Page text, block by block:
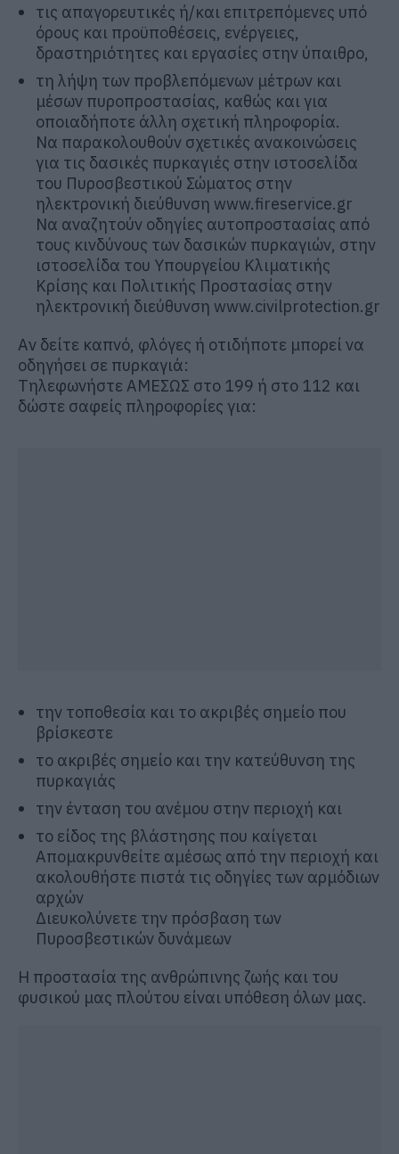
τις απαγορευτικές ή/και επιτρεπόμενες υπό
όρους και προϋποθέσεις, ενέργειες,
δραστηριότητες και εργασίες στην ύπαιθρο,
τη λήψη των προβλεπόμενων μέτρων και
μέσων πυροπροστασίας, καθώς και για
οποιαδήποτε άλλη σχετική πληροφορία.
Να παρακολουθούν σχετικές ανακοινώσεις
για τις δασικές πυρκαγιές στην ιστοσελίδα
του Πυροσβεστικού Σώματος στην
ηλεκτρονική διεύθυνση www.fireservice.gr
Να αναζητούν οδηγίες αυτοπροστασίας από
τους κινδύνους των δασικών πυρκαγιών, στην
ιστοσελίδα του Υπουργείου Κλιματικής
Κρίσης και Πολιτικής Προστασίας στην
ηλεκτρονική διεύθυνση www.civilprotection.gr
Αν δείτε καπνό, φλόγες ή οτιδήποτε μπορεί να
οδηγήσει σε πυρκαγιά:
Τηλεφωνήστε ΑΜΕΣΩΣ στο 199 ή στο 112 και
δώστε σαφείς πληροφορίες για:
την τοποθεσία και το ακριβές σημείο που
βρίσκεστε
το ακριβές σημείο και την κατεύθυνση της
πυρκαγιάς
την ένταση του ανέμου στην περιοχή και
το είδος της βλάστησης που καίγεται
Απομακρυνθείτε αμέσως από την περιοχή και
ακολουθήστε πιστά τις οδηγίες των αρμόδιων
αρχών
Διευκολύνετε την πρόσβαση των
Πυροσβεστικών δυνάμεων
Η προστασία της ανθρώπινης ζωής και του
φυσικού μας πλούτου είναι υπόθεση όλων μας.